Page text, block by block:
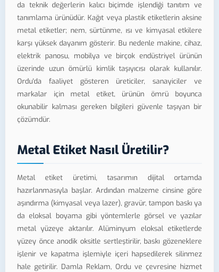
da teknik değerlerin kalıcı biçimde işlendiği tanıtım ve
tanımlama ürünüdür. Kağıt veya plastik etiketlerin aksine
metal etiketler; nem, sürtünme, ısı ve kimyasal etkilere
karşı yüksek dayanım gösterir. Bu nedenle makine, cihaz,
elektrik panosu, mobilya ve birçok endüstriyel ürünün
üzerinde uzun ömürlü kimlik taşıyıcısı olarak kullanılır.
Ordu'da faaliyet gösteren üreticiler, sanayiciler ve
markalar için metal etiket, ürünün ömrü boyunca
okunabilir kalması gereken bilgileri güvenle taşıyan bir
çözümdür.
Metal Etiket Nasıl Üretilir?
Metal etiket üretimi, tasarımın dijital ortamda
hazırlanmasıyla başlar. Ardından malzeme cinsine göre
aşındırma (kimyasal veya lazer), gravür, tampon baskı ya
da eloksal boyama gibi yöntemlerle görsel ve yazılar
metal yüzeye aktarılır. Alüminyum eloksal etiketlerde
yüzey önce anodik oksitle sertleştirilir, baskı gözeneklere
işlenir ve kapatma işlemiyle içeri hapsedilerek silinmez
hale getirilir. Damla Reklam, Ordu ve çevresine hizmet